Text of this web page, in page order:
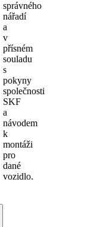
správného
nářadí
a
v
přísném
souladu
s
pokyny
společnosti
SKF
a
návodem
k
montáži
pro
dané
vozidlo.